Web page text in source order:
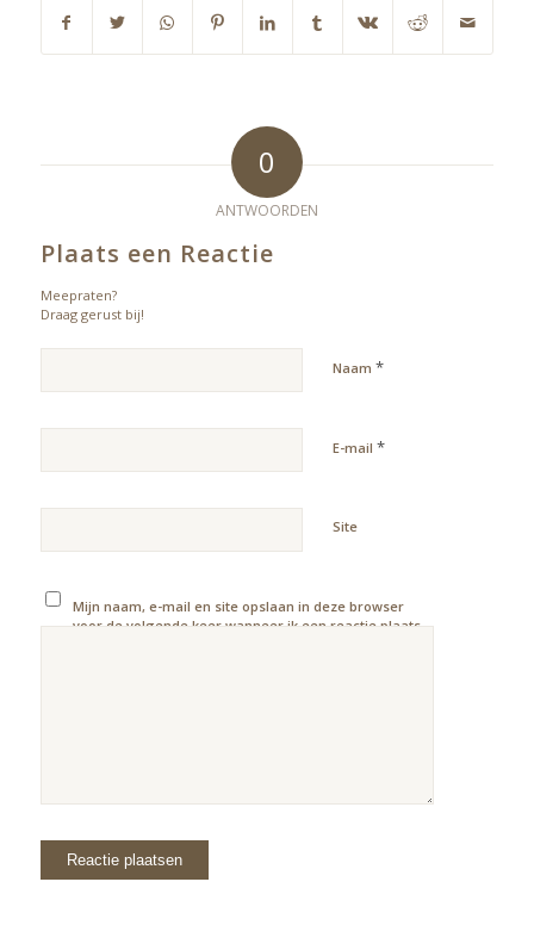
0
ANTWOORDEN
Plaats een Reactie
Meepraten?
Draag gerust bij!
Naam *
E-mail *
Site
Mijn naam, e-mail en site opslaan in deze browser
voor de volgende keer wanneer ik een reactie plaats.